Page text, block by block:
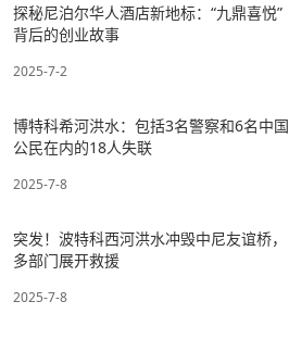
探秘尼泊尔华人酒店新地标：“九鼎喜悦”
背后的创业故事
2025-7-2
博特科希河洪水：包括3名警察和6名中国
公民在内的18人失联
2025-7-8
突发！波特科西河洪水冲毁中尼友谊桥，
多部门展开救援
2025-7-8